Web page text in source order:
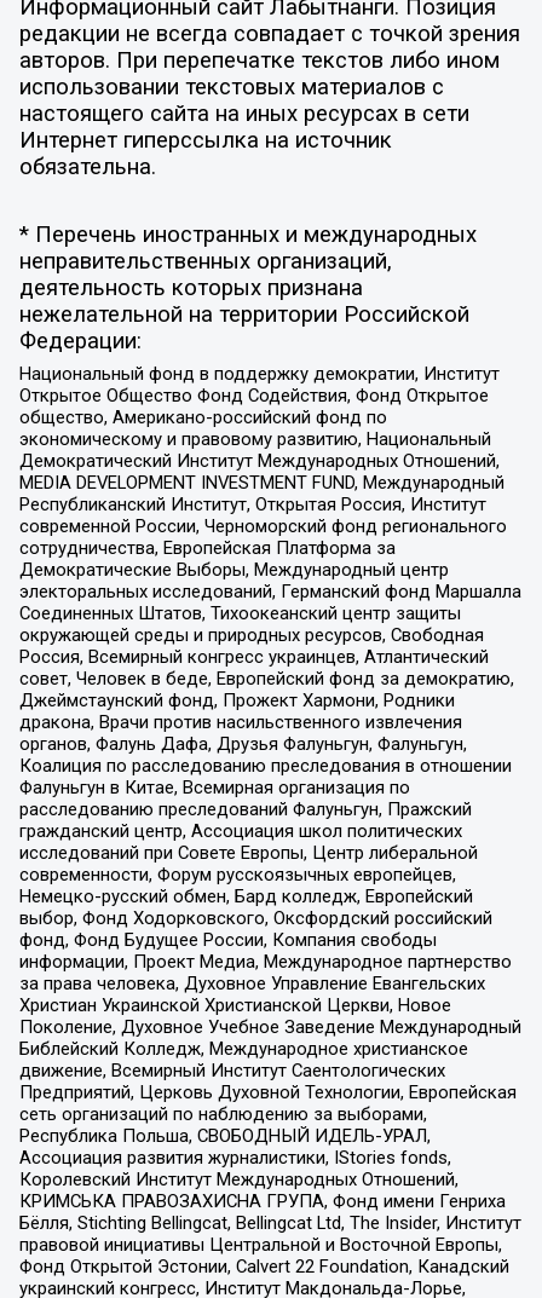
Информационный сайт Лабытнанги. Позиция
редакции не всегда совпадает с точкой зрения
авторов. При перепечатке текстов либо ином
использовании текстовых материалов с
настоящего сайта на иных ресурсах в сети
Интернет гиперссылка на источник
обязательна.
* Перечень иностранных и международных
неправительственных организаций,
деятельность которых признана
нежелательной на территории Российской
Федерации:
Национальный фонд в поддержку демократии, Институт
Открытое Общество Фонд Содействия, Фонд Открытое
общество, Американо-российский фонд по
экономическому и правовому развитию, Национальный
Демократический Институт Международных Отношений,
MEDIA DEVELOPMENT INVESTMENT FUND, Международный
Республиканский Институт, Открытая Россия, Институт
современной России, Черноморский фонд регионального
сотрудничества, Европейская Платформа за
Демократические Выборы, Международный центр
электоральных исследований, Германский фонд Маршалла
Соединенных Штатов, Тихоокеанский центр защиты
окружающей среды и природных ресурсов, Свободная
Россия, Всемирный конгресс украинцев, Атлантический
совет, Человек в беде, Европейский фонд за демократию,
Джеймстаунский фонд, Прожект Хармони, Родники
дракона, Врачи против насильственного извлечения
органов, Фалунь Дафа, Друзья Фалуньгун, Фалуньгун,
Коалиция по расследованию преследования в отношении
Фалуньгун в Китае, Всемирная организация по
расследованию преследований Фалуньгун, Пражский
гражданский центр, Ассоциация школ политических
исследований при Совете Европы, Центр либеральной
современности, Форум русскоязычных европейцев,
Немецко-русский обмен, Бард колледж, Европейский
выбор, Фонд Ходорковского, Оксфордский российский
фонд, Фонд Будущее России, Компания свободы
информации, Проект Медиа, Международное партнерство
за права человека, Духовное Управление Евангельских
Христиан Украинской Христианской Церкви, Новое
Поколение, Духовное Учебное Заведение Международный
Библейский Колледж, Международное христианское
движение, Всемирный Институт Саентологических
Предприятий, Церковь Духовной Технологии, Европейская
сеть организаций по наблюдению за выборами,
Республика Польша, СВОБОДНЫЙ ИДЕЛЬ-УРАЛ,
Ассоциация развития журналистики, IStories fonds,
Королевский Институт Международных Отношений,
КРИМСЬКА ПРАВОЗАХИСНА ГРУПА, Фонд имени Генриха
Бёлля, Stichting Bellingcat, Bellingcat Ltd, The Insider, Институт
правовой инициативы Центральной и Восточной Европы,
Фонд Открытой Эстонии, Calvert 22 Foundation, Канадский
украинский конгресс, Институт Макдональда-Лорье,